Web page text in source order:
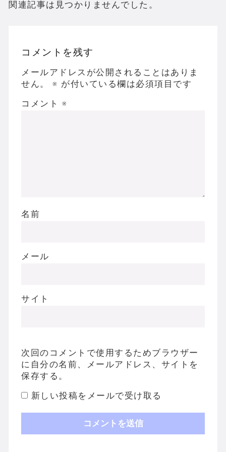
関連記事は見つかりませんでした。
コメントを残す
メールアドレスが公開されることはありま
せん。
※ が付いている欄は必須項目です
コメント ※
名前
メール
サイト
次回のコメントで使用するためブラウザー
に自分の名前、メールアドレス、サイトを
保存する。
新しい投稿をメールで受け取る